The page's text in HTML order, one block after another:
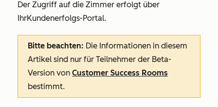
Der Zugriff auf die Zimmer erfolgt über
IhrKundenerfolgs-Portal.
Bitte beachten: Die Informationen in diesem
Artikel sind nur für Teilnehmer der Beta-
Version von Customer Success Rooms
bestimmt.